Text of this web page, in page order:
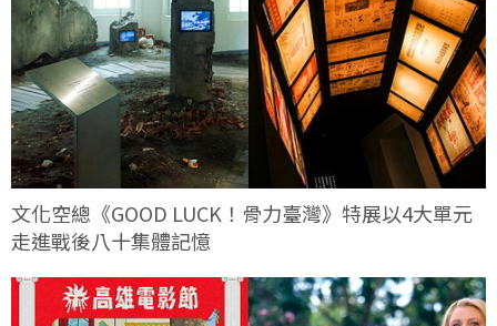
文化空總《GOOD LUCK！骨力臺灣》特展以4大單元
走進戰後八十集體記憶